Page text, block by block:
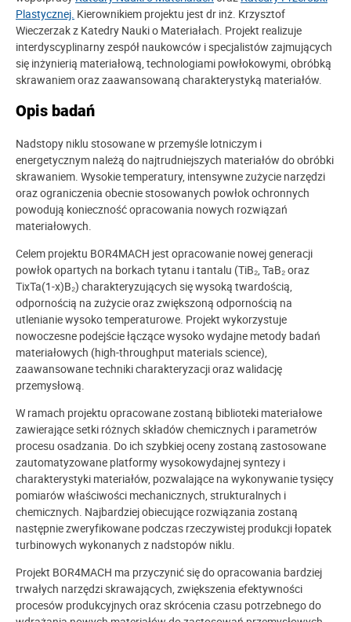
Plastycznej. Kierownikiem projektu jest dr inż. Krzysztof
Wieczerzak z Katedry Nauki o Materiałach. Projekt realizuje
interdyscyplinarny zespół naukowców i specjalistów zajmujących
się inżynierią materiałową, technologiami powłokowymi, obróbką
skrawaniem oraz zaawansowaną charakterystyką materiałów.
Opis badań
Nadstopy niklu stosowane w przemyśle lotniczym i
energetycznym należą do najtrudniejszych materiałów do obróbki
skrawaniem. Wysokie temperatury, intensywne zużycie narzędzi
oraz ograniczenia obecnie stosowanych powłok ochronnych
powodują konieczność opracowania nowych rozwiązań
materiałowych.
Celem projektu BOR4MACH jest opracowanie nowej generacji
powłok opartych na borkach tytanu i tantalu (TiB₂, TaB₂ oraz
TixTa(1-x)B₂) charakteryzujących się wysoką twardością,
odpornością na zużycie oraz zwiększoną odpornością na
utlenianie wysoko temperaturowe. Projekt wykorzystuje
nowoczesne podejście łączące wysoko wydajne metody badań
materiałowych (high-throughput materials science),
zaawansowane techniki charakteryzacji oraz walidację
przemysłową.
W ramach projektu opracowane zostaną biblioteki materiałowe
zawierające setki różnych składów chemicznych i parametrów
procesu osadzania. Do ich szybkiej oceny zostaną zastosowane
zautomatyzowane platformy wysokowydajnej syntezy i
charakterystyki materiałów, pozwalające na wykonywanie tysięcy
pomiarów właściwości mechanicznych, strukturalnych i
chemicznych. Najbardziej obiecujące rozwiązania zostaną
następnie zweryfikowane podczas rzeczywistej produkcji łopatek
turbinowych wykonanych z nadstopów niklu.
Projekt BOR4MACH ma przyczynić się do opracowania bardziej
trwałych narzędzi skrawających, zwiększenia efektywności
procesów produkcyjnych oraz skrócenia czasu potrzebnego do